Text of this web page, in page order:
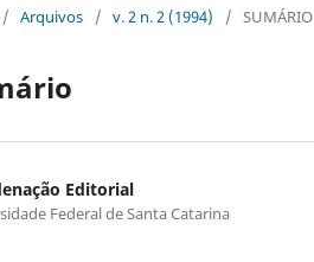
/ Arquivos / v. 2 n. 2 (1994) / SUMÁRIO
Editorial
Federal de Santa Catarina